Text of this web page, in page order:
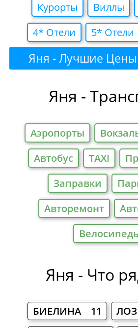
Курорты
Виллы
4* Отели
5* Отели
Яня - Лучшие
Яня -
Аэропорты
Автобус
TAXI
Заправки
Авторемонт
Яня - Что
БИЕЛИНА 11